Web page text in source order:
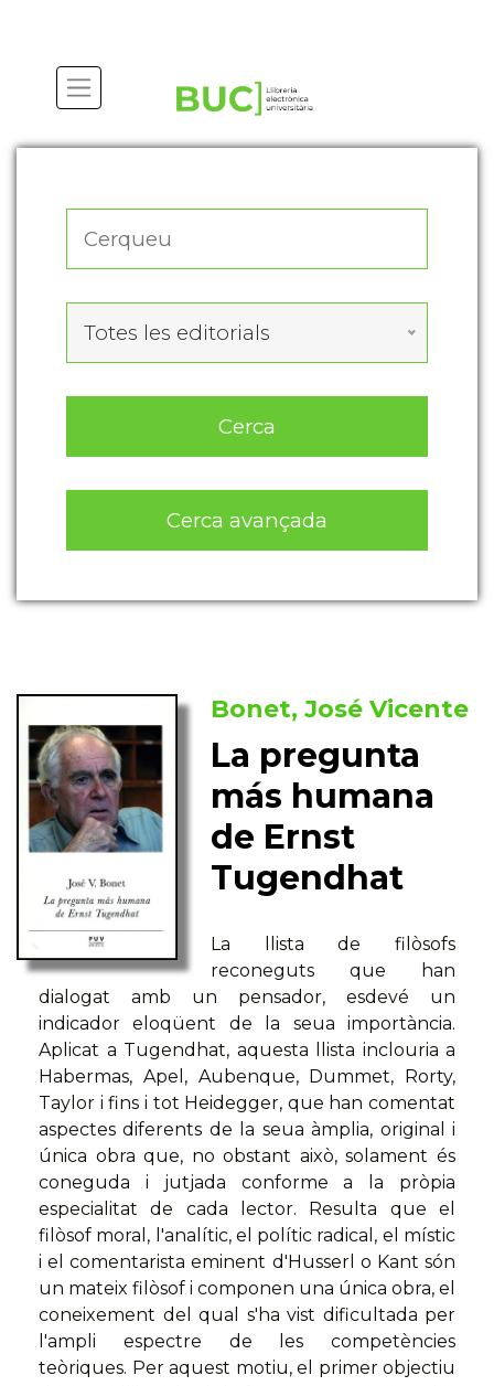
Totes les editorials
Cerca
Cerca avançada
Bonet, José Vicente
La pregunta
más humana
de Ernst
Tugendhat
La llista de filòsofs
reconeguts que han
dialogat amb un pensador, esdevé un
indicador eloqüent de la seua importància.
Aplicat a Tugendhat, aquesta llista inclouria a
Habermas, Apel, Aubenque, Dummet, Rorty,
Taylor i fins i tot Heidegger, que han comentat
aspectes diferents de la seua àmplia, original i
única obra que, no obstant això, solament és
coneguda i jutjada conforme a la pròpia
especialitat de cada lector. Resulta que el
filòsof moral, l'analític, el polític radical, el místic
i el comentarista eminent d'Husserl o Kant són
un mateix filòsof i componen una única obra, el
coneixement del qual s'ha vist dificultada per
l'ampli espectre de les competències
teòriques. Per aquest motiu, el primer objectiu